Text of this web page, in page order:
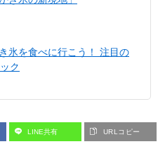
氷を食べに行こう！ 注目の
ク
LINE共有 URLコピー